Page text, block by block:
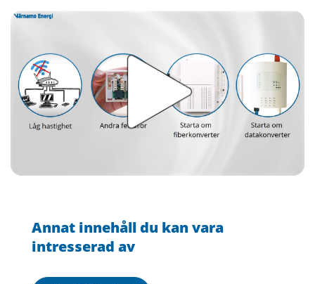
Annat innehåll du kan vara
intresserad av